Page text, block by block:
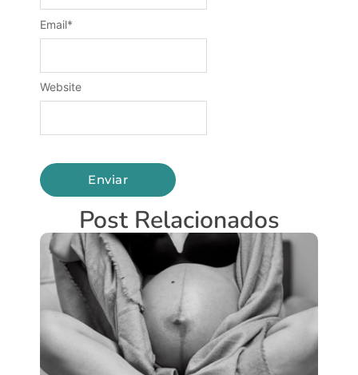
Email*
Website
Post Relacionados